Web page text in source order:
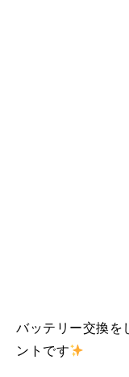
バッテリー交換を
ントです